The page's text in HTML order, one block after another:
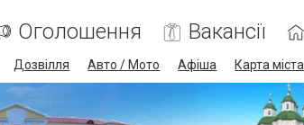
Оголошення Вакансії
Дозвілля Авто / Мото Афіша Карта міста